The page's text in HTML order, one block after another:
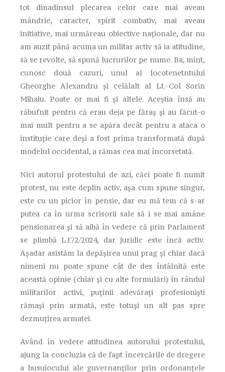
tot dinadinsul plecarea celor care mai aveau
mândrie, caracter, spirit combativ, mai aveau
initiative, mai urmăreau obiective naționale, dar nu
am auzit până acuma un militar activ să ia atitudine,
să se revolte, să spună lucrurilor pe nume. Ba, mint,
cunosc două cazuri, unul al locotenetntului
Gheorghe Alexandru și celălalt al Lt.-Col Sorin
Mihaiu. Poate or mai fi și altele. Aceștia însă au
răbufnit pentru că erau deja pe făraș și au făcut-o
mai mult pentru a se apăra decât pentru a ataca o
instituție care deși a fost prima transformată după
modelul occidental, a rămas cea mai încorsetată.
Nici autorul protestului de azi, căci poate fi numit
protest, nu este deplin activ, așa cum spune singur,
este cu un picior în pensie, dar eu mă tem că s-ar
putea ca în urma scrisorii sale să i se mai amâne
pensionarea și să aibă în vedere că prin Parlament
se plimbă L172/2024, dar juridic este încă activ.
Așadar asistăm la depășirea unui prag și chiar dacă
nimeni nu poate spune cât de des întâlnită este
această opinie (chiar și cu alte formulări) în rândul
militarilor activi, puținii adevărați profesioniști
rămași prin armată, este totuși un alt pas spre
dezmuțirea armatei.
Având în vedere atitudinea autorului protestului,
ajung la concluzia că de fapt încercările de dregere
a busuiocului ale guvernanților prin ordonanțele